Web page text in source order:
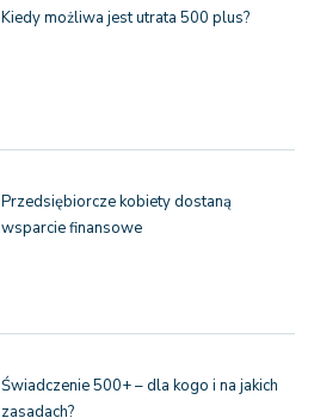
Kiedy możliwa jest utrata 500 plus?
Przedsiębiorcze kobiety dostaną
wsparcie finansowe
Świadczenie 500+ – dla kogo i na jakich
zasadach?